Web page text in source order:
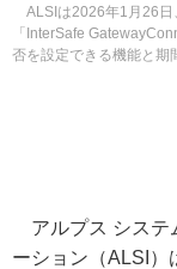
ALSIは2026年1月26日
「InterSafe
否を設定できる機能と期
アルプス システ
ーション（ALSI）